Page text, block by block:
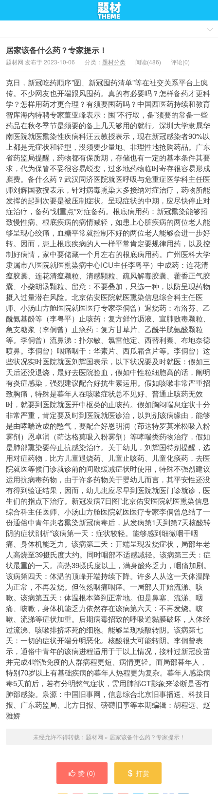
居家该备什么药？专家提示！
题材网 发布于 2023-10-06 分类： 题材分类 阅读(486) 评论(0)
克日，新冠吃药顺序”图、新冠囤药清单”等在社交关系平台上疯
传。不少网友也开端跟风囤药。真的有必要吗？怎样备药才更科
学？怎样用药才更合理？有须要囤药吗？中国西医药持续和教育
智库海内特聘专家董亚峰表示：囤”不行取，备”须要的常备一些
药品在秋冬季节是须要的备上几天够用的就行。深圳大学隶属华
南医院就医熏染性疾病科汪云教授表示，现在新冠感染者90%以
上都是无症状和轻型，没须要少量地、非理性地抢购药品。广东
省药监局提醒，药物都有保质期，存储也有一定的基本条件其要
求，代为保管不妥很容易蜕变，过多地药物临时寄存很容易形成
糜费。备什么药？武汉同济医院就医呼吸与危重症医学科主任医
师刘辉国教授表示，针对病毒熏染大多接纳对症治疗，药物所能
发挥的起到次要是被压制症状。呈现症状的中期，应尽快停止对
症治疗，备药“划重点”对症备药。根底病用药：新冠熏染能够招
致慢性病、根底疾病的病情减轻，如患上心脏疾病的两位老人能
够呈现心绞痛，血糖平常就控制不好的两位老人能够会进一步好
转。因而，患上根底疾病的人一样平常肯定要规律用药，以及控
制好病情，家中要储藏一个月左右的根底病用药。广州医科大学
隶属市八医院就医熏染病中心ICU主任李粤平）中成药：连花清
瘟胶囊、连花清瘟颗粒、清感颗粒、疏风解毒胶囊、藿香正气胶
囊、小柴胡汤颗粒。留意：不要叠加，只选一种，以防呈现药物
摄入过量潜在风险。北京佑安医院就医熏染信息综合科主任医
师、小汤山方舱医院就医医疗专家李侗曾）退烧药：布洛芬、乙
酰氨基酚等（李粤平）止咳药：复方鲜竹沥液、宣肺败毒颗粒、
急支糖浆（李侗曾）止痰药：复方甘草片、乙酰半胱氨酸颗粒
等。李侗曾）流鼻涕：扑尔敏、氯雷他定、西替利秦、布地奈德
喷鼻。李侗曾）咽痛咽干：华素片、西瓜霜含片等。李侗曾）这
些状况实时医院就医刘辉国表示，以下状况要及时就医：假如三
天后还没退烧，最好去医院验血，假如中性粒细胞高的话，阐明
有炎症感染，强烈建议配合好抗生素运用。假如咳嗽非常严重招
致胸痛，特殊是暮年人在咳嗽症状总不见好、普通止咳药无效
时，就要到医院就医开中枢类的止咳药。假如胸闷喘息症状十分
非常严重，肯定要及时到医院就医诊治，以判别该病缘由，能够
是由哮喘造成的憋气，要配合好恩明润（茚达特罗莫米松吸入粉
雾剂）恩卓润（茚达格莫吸入粉雾剂）等哮喘类药物治疗，假如
是肺部熏染要停止抗感染治疗。关于幼儿，刘辉国特别提醒，选
用对症药物，比方儿童退烧药、儿童止咳药、儿童化痰药，去医
院就医等候门诊就诊前的间歇缓减症状时使用，特殊不强烈建议
运用抗病毒药物，由于许多药物关于婴幼儿而言，其平安性还没
有得到验证结果，因而，幼儿患应尽早到医院就医门诊就诊，医
生们的指点下治疗。新冠发病7日图”北京佑安医院就医熏染信息
综合科主任医师、小汤山方舱医院就医医疗专家李侗曾总结了一
份通俗中青年患者熏染新冠病毒后，从发病第1天到第7天核酸转
阴的症状剖析”该病第一天：症状较轻。能够感到细微咽干咽
痛、身体机能乏力。该病第二天：开端呈现发烧症状，局部年老
人高烧至39摄氏度大约。同时咽部不适感减轻。该病第三天：症
状最重的一天。高热39摄氏度以上，满身酸疼乏力，咽痛加剧。
该病第四天：体温的顶峰开端持续下降。许多人从这一天体温降
为正常，不再发烧。但依然咽痛咽痒。一局部人开始流涕、咳
嗽。该病第五天：体温根本降到正常地。但是鼻塞、流涕、咽
痛、咳嗽，身体机能乏力依然存在该病第六天：不再发烧。咳
嗽、流涕等症状加重。后期病毒招致的呼吸道黏膜破坏，人体经
过流涕、咳嗽排挤坏死的细胞。能够呈现核酸转阴。该病第七
天：一切的症状开端分明恶化。核酸很大可能转阴。李侗曾表
示，通俗中青年的该病进程适用于于以上情况，接种过新冠疫苗
并完成4增强免疫的人群病程更短、病情更轻。而局部暮年人，
特别70岁以上有基础疾病的暮年人热程更为复杂。暮年人感染病
毒5天前后，若有分明憋气症状，需用肺部CT影象来诊断是否有
肺部感染。泉源：中国旧事网，信息综合北京旧事播送、科技日
报、广东药监局、北方日报、磅礴旧事等本期编辑：胡程远、赵
雅娇
未经允许不得转载： 题材网 » 居家该备什么药？专家提示！
赞 (0) 打赏